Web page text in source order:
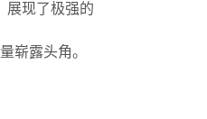
展现了极强的
崭露头角。